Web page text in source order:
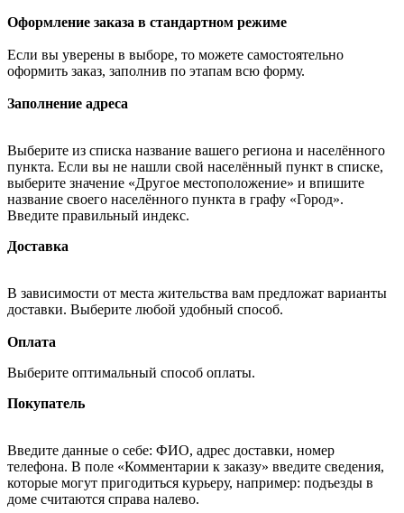
Оформление заказа в стандартном режиме
Если вы уверены в выборе, то можете самостоятельно
оформить заказ, заполнив по этапам всю форму.
Заполнение адреса
Выберите из списка название вашего региона и населённого
пункта. Если вы не нашли свой населённый пункт в списке,
выберите значение «Другое местоположение» и впишите
название своего населённого пункта в графу «Город».
Введите правильный индекс.
Доставка
В зависимости от места жительства вам предложат варианты
доставки. Выберите любой удобный способ.
Оплата
Выберите оптимальный способ оплаты.
Покупатель
Введите данные о себе: ФИО, адрес доставки, номер
телефона. В поле «Комментарии к заказу» введите сведения,
которые могут пригодиться курьеру, например: подъезды в
доме считаются справа налево.